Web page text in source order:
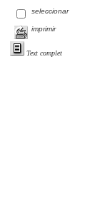
seleccionar
imprimir
Text complet